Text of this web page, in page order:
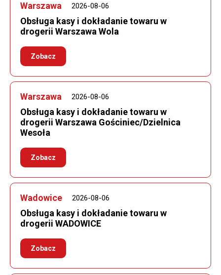
Warszawa 2026-08-06
Obsługa kasy i dokładanie towaru w
drogerii Warszawa Wola
Zobacz
Warszawa 2026-08-06
Obsługa kasy i dokładanie towaru w
drogerii Warszawa Gościniec/Dzielnica
Wesoła
Zobacz
Wadowice 2026-08-06
Obsługa kasy i dokładanie towaru w
drogerii WADOWICE
Zobacz